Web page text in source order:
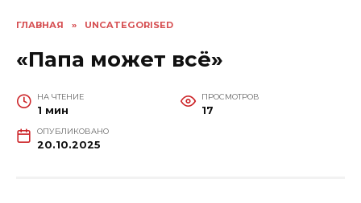
ГЛАВНАЯ » UNCATEGORISED
«Папа может всё»
НА ЧТЕНИЕ
1 мин
ПРОСМОТРОВ
17
ОПУБЛИКОВАНО
20.10.2025